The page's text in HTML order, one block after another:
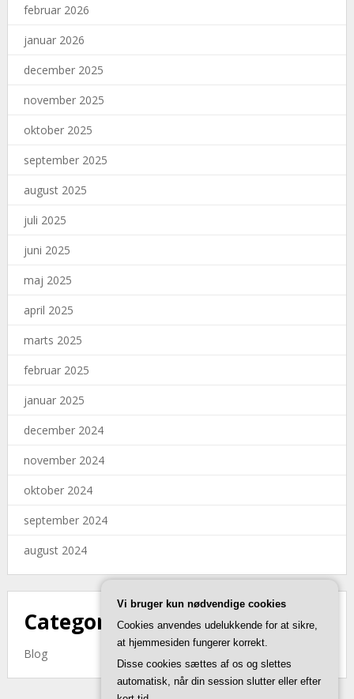
februar 2026
januar 2026
december 2025
november 2025
oktober 2025
september 2025
august 2025
juli 2025
juni 2025
maj 2025
april 2025
marts 2025
februar 2025
januar 2025
december 2024
november 2024
oktober 2024
september 2024
august 2024
Categories
Blog
Vi bruger kun nødvendige cookies
Cookies anvendes udelukkende for at sikre,
at hjemmesiden fungerer korrekt.
Disse cookies sættes af os og slettes
automatisk, når din session slutter eller efter